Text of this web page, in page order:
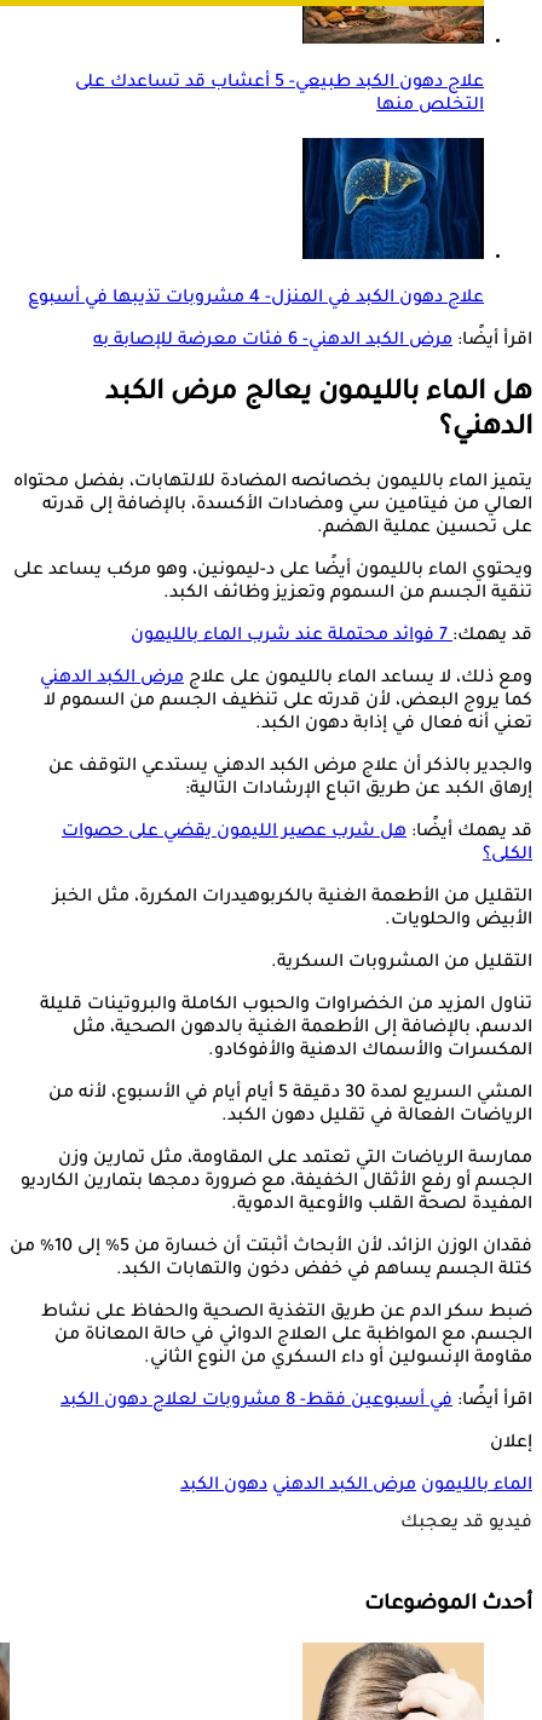
علاج دهون الكبد طبيعي- 5 أعشاب قد تساعدك على
التخلص منها
علاج دهون الكبد في المنزل- 4 مشروبات تذيبها في أسبوع
اقرأ أيضًا: مرض الكبد الدهني- 6 فئات معرضة للإصابة به
هل الماء بالليمون يعالج مرض الكبد
الدهني؟
يتميز الماء بالليمون بخصائصه المضادة للالتهابات، بفضل محتواه
العالي من فيتامين سي ومضادات الأكسدة، بالإضافة إلى قدرته
على تحسين عملية الهضم.
ويحتوي الماء بالليمون أيضًا على د-ليمونين، وهو مركب يساعد على
تنقية الجسم من السموم وتعزيز وظائف الكبد.
قد يهمك:7 فوائد محتملة عند شرب الماء بالليمون
ومع ذلك، لا يساعد الماء بالليمون على علاج مرض الكبد الدهني
كما يروج البعض، لأن قدرته على تنظيف الجسم من السموم لا
تعني أنه فعال في إذابة دهون الكبد.
والجدير بالذكر أن علاج مرض الكبد الدهني يستدعي التوقف عن
إرهاق الكبد عن طريق اتباع الإرشادات التالية:
قد يهمك أيضًا: هل شرب عصير الليمون يقضي على حصوات
الكلى؟
التقليل من الأطعمة الغنية بالكربوهيدرات المكررة، مثل الخبز
الأبيض والحلويات.
التقليل من المشروبات السكرية.
تناول المزيد من الخضراوات والحبوب الكاملة والبروتينات قليلة
الدسم، بالإضافة إلى الأطعمة الغنية بالدهون الصحية، مثل
المكسرات والأسماك الدهنية والأفوكادو.
المشي السريع لمدة 30 دقيقة 5 أيام أيام في الأسبوع، لأنه من
الرياضات الفعالة في تقليل دهون الكبد.
ممارسة الرياضات التي تعتمد على المقاومة، مثل تمارين وزن
الجسم أو رفع الأثقال الخفيفة، مع ضرورة دمجها بتمارين الكارديو
المفيدة لصحة القلب والأوعية الدموية.
فقدان الوزن الزائد، لأن الأبحاث أثبتت أن خسارة من 5% إلى 10% من
كتلة الجسم يساهم في خفض دخون والتهابات الكبد.
ضبط سكر الدم عن طريق التغذية الصحية والحفاظ على نشاط
الجسم، مع المواظبة على العلاج الدوائي في حالة المعاناة من
مقاومة الإنسولين أو داء السكري من النوع الثاني.
اقرأ أيضًا: في أسبوعين فقط- 8 مشروبات لعلاج دهون الكبد
إعلان
الماء بالليمون مرض الكبد الدهني دهون الكبد
فيديو قد يعجبك
أحدث الموضوعات